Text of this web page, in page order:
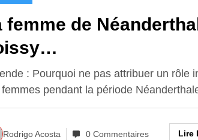
femme de
: Pourquoi ne pas attribuer un rôle
pendant la période
Rodrigo Acosta 0 Commentaires Lire